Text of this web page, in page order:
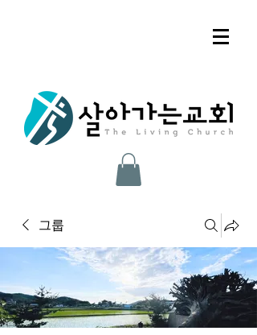
그룹